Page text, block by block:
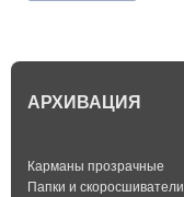
АРХИВАЦИЯ
Карманы прозрачные
Папки и скоросшиватели